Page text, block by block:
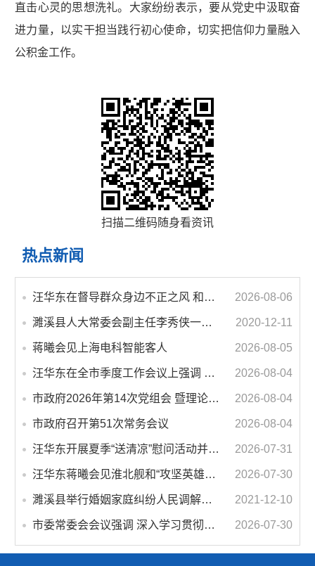
直击心灵的思想洗礼。大家纷纷表示，要从党史中汲取奋
进力量，以实干担当践行初心使命，切实把信仰力量融入
公积金工作。
扫描二维码随身看资讯
热点新闻
汪华东在督导群众身边不正之风 和腐败问题集中整治工作时强调 以更高标准更实举措纵深推进集中整治 不断增强人民群众获得感幸福感安全感 2026-08-06
濉溪县人大常委会副主任李秀侠一行调研城乡客运一体化和治超工作 2020-12-11
蒋曦会见上海电科智能客人 2026-08-05
汪华东在全市季度工作会议上强调 锚定打好“三仗”任务和年度预期目标不动摇 在全市上下掀起比学赶超争先进位的攻坚热潮 2026-08-04
市政府2026年第14次党组会 暨理论学习中心组学习会议召开 蒋曦主持会议并讲话 2026-08-04
市政府召开第51次常务会议 2026-08-04
汪华东开展夏季“送清凉”慰问活动并调研专门教育工作 落实落细防暑降温措施 用心用情关爱一线职工 2026-07-31
汪华东蒋曦会见淮北舰和“攻坚英雄连”官兵代表 2026-07-30
濉溪县举行婚姻家庭纠纷人民调解委员会暨调解志愿者服务团成立仪式 2021-12-10
市委常委会会议强调 深入学习贯彻习近平总书记重要讲话指示精神 高质量推进城市更新 不断提升本质安全水平 汪华东主持会议 2026-07-30